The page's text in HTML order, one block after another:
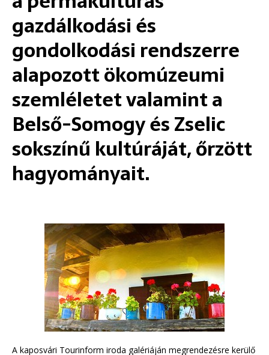
gazdálkodási és
gondolkodási rendszerre
alapozott ökomúzeumi
szemléletet valamint a
Belső-Somogy és Zselic
sokszínű kultúráját, őrzött
hagyományait.
A kaposvári Tourinform iroda galériáján megrendezésre kerülő